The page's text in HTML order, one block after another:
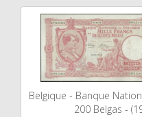
Belgique - Banque
200 Belgas -